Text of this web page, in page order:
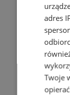
adres
Twoje